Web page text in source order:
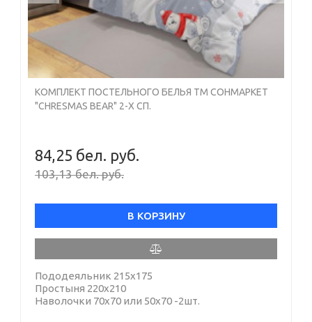
КОМПЛЕКТ ПОСТЕЛЬНОГО БЕЛЬЯ ТМ СОНМАРКЕТ
"CHRESMAS BEAR" 2-Х СП.
84,25 бел. руб.
103,13 бел. руб.
В КОРЗИНУ
Пододеяльник 215х175
Простыня 220х210
Наволочки 70х70 или 50х70 -2шт.